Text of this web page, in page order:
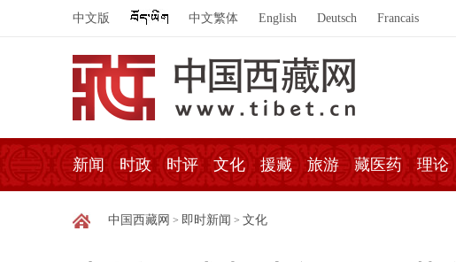
中文版 中文繁体 English Deutsch Francais
新闻 时政 时评 文化 援藏 旅游 藏医药 理论
中国西藏网 > 即时新闻 > 文化